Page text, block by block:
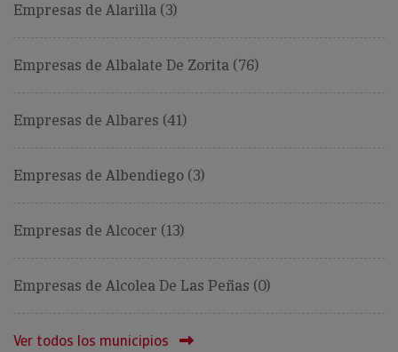
Empresas de Alarilla (3)
Empresas de Albalate De Zorita (76)
Empresas de Albares (41)
Empresas de Albendiego (3)
Empresas de Alcocer (13)
Empresas de Alcolea De Las Peñas (0)
Ver todos los municipios